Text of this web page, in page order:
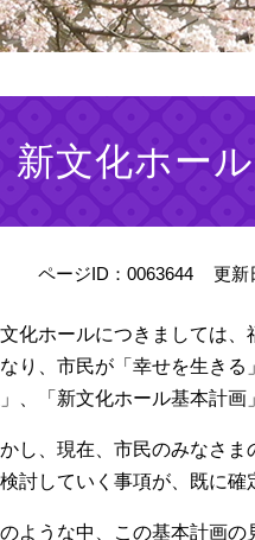
新文化ホー
ページID：0063644 更新
化ホールにつきましては
り、市民が「幸せを生き
、「新文化ホール基本計画
かし、現在、市民のみなさ
討していく事項が、既に確
ような中、この基本計画